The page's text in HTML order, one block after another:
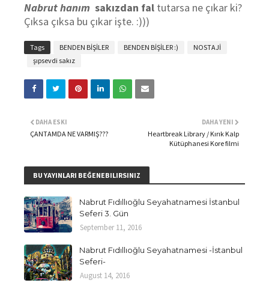
Nabrut hanım sakızdan fal tutarsa ne çıkar ki?
Çıksa çıksa bu çıkar işte. :)))
Tags BENDEN BİŞİLER BENDEN BİŞİLER :)
NOSTAJİ
şıpsevdi sakız
DAHA YENI
Heartbreak Library / Kırık Kalp
Kütüphanesi Kore filmi
DAHA ESKI
ÇANTAMDA NE VARMIŞ???
BU YAYINLARI BEĞENEBILIRSINIZ
Nabrut Fıdıllıoğlu Seyahatnamesi İstanbul
Seferi 3. Gün
September 11, 2016
Nabrut Fıdıllıoğlu Seyahatnamesi -İstanbul
Seferi-
August 14, 2016